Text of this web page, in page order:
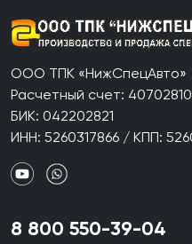
ООО ТПК «НижСпецАвто»
Расчетный счет:
БИК: 042202821
ИНН: 5260317866 / КПП:
8 800 550-39-04